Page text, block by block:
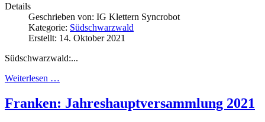
Details
Geschrieben von: IG Klettern Syncrobot
Kategorie: Südschwarzwald
Erstellt: 14. Oktober 2021
Südschwarzwald:...
Weiterlesen …
Franken: Jahreshauptversammlung 2021